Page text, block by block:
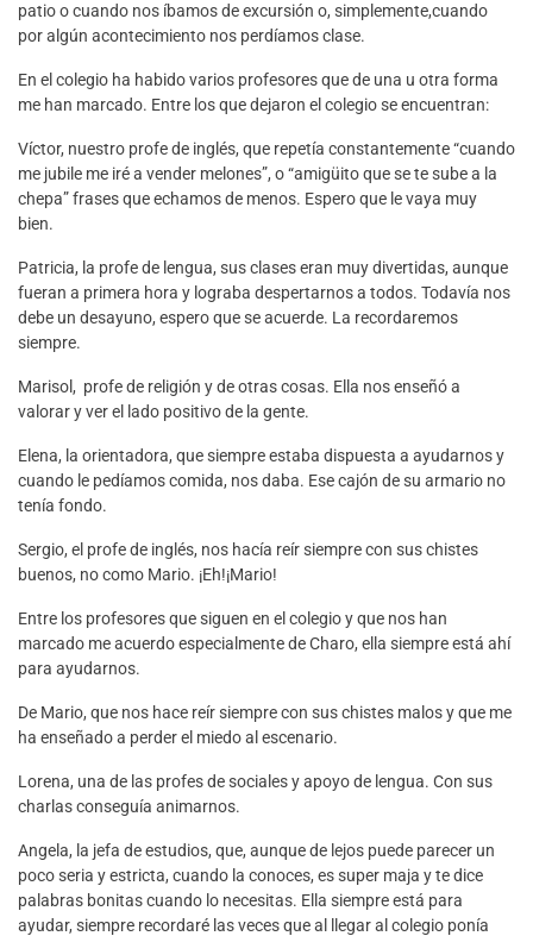
patio o cuando nos íbamos de excursión o, simplemente,cuando
por algún acontecimiento nos perdíamos clase.
En el colegio ha habido varios profesores que de una u otra forma
me han marcado. Entre los que dejaron el colegio se encuentran:
Víctor, nuestro profe de inglés, que repetía constantemente “cuando
me jubile me iré a vender melones”, o “amigüito que se te sube a la
chepa” frases que echamos de menos. Espero que le vaya muy
bien.
Patricia, la profe de lengua, sus clases eran muy divertidas, aunque
fueran a primera hora y lograba despertarnos a todos. Todavía nos
debe un desayuno, espero que se acuerde. La recordaremos
siempre.
Marisol, profe de religión y de otras cosas. Ella nos enseñó a
valorar y ver el lado positivo de la gente.
Elena, la orientadora, que siempre estaba dispuesta a ayudarnos y
cuando le pedíamos comida, nos daba. Ese cajón de su armario no
tenía fondo.
Sergio, el profe de inglés, nos hacía reír siempre con sus chistes
buenos, no como Mario. ¡Eh!¡Mario!
Entre los profesores que siguen en el colegio y que nos han
marcado me acuerdo especialmente de Charo, ella siempre está ahí
para ayudarnos.
De Mario, que nos hace reír siempre con sus chistes malos y que me
ha enseñado a perder el miedo al escenario.
Lorena, una de las profes de sociales y apoyo de lengua. Con sus
charlas conseguía animarnos.
Angela, la jefa de estudios, que, aunque de lejos puede parecer un
poco seria y estricta, cuando la conoces, es super maja y te dice
palabras bonitas cuando lo necesitas. Ella siempre está para
ayudar, siempre recordaré las veces que al llegar al colegio ponía